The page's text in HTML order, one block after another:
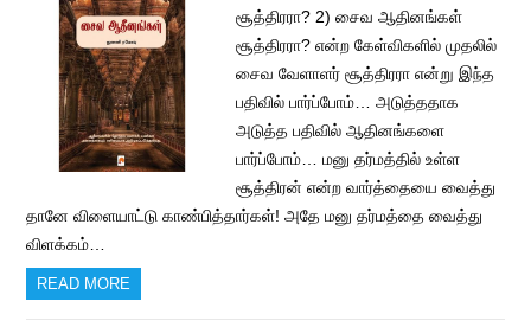
சூத்திரரா? 2) சைவ ஆதினங்கள்
சூத்திரரா? என்ற கேள்விகளில் முதலில்
சைவ வேளாளர் சூத்திரரா என்று இந்த
பதிவில் பார்ப்போம்… அடுத்ததாக
அடுத்த பதிவில் ஆதினங்களை
பார்ப்போம்… மனு தர்மத்தில் உள்ள
சூத்திரன் என்ற வார்த்தையை வைத்து
தானே விளையாட்டு காண்பித்தார்கள்! அதே மனு தர்மத்தை வைத்து
விளக்கம்…
READ MORE